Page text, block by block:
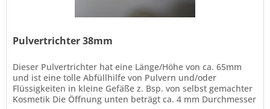
Pulvertrichter 38mm
Dieser Pulvertrichter hat eine Länge/Höhe von ca. 65mm
und ist eine tolle Abfüllhilfe von Pulvern und/oder
Flüssigkeiten in kleine Gefäße z. Bsp. von selbst gemachter
Kosmetik Die Öffnung unten beträgt ca. 4 mm Durchmesser